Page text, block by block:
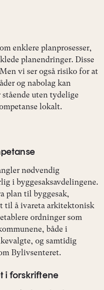
enklere planprosesser,
planendringer. Disse
vi ser også risiko for at
og nabolag kan
uten tydelige
lokalt.
nødvendig
i byggesaksavdelingene.
plan til byggesak,
til å ivareta arkitektonisk
ordninger som
både i
og samtidig
Bylivsenteret.
i forskriftene